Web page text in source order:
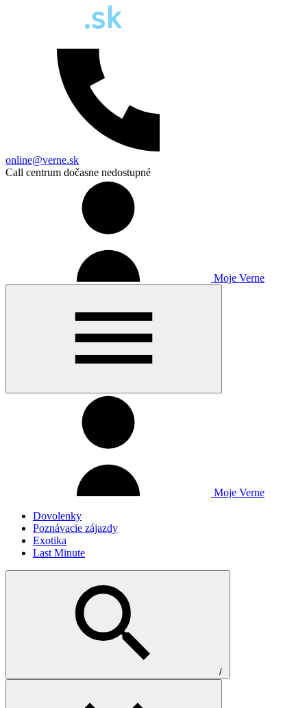
online@verne.sk
Call centrum dočasne nedostupné
Moje Verne
Moje Verne
Dovolenky
Poznávacie zájazdy
Exotika
Last Minute
/